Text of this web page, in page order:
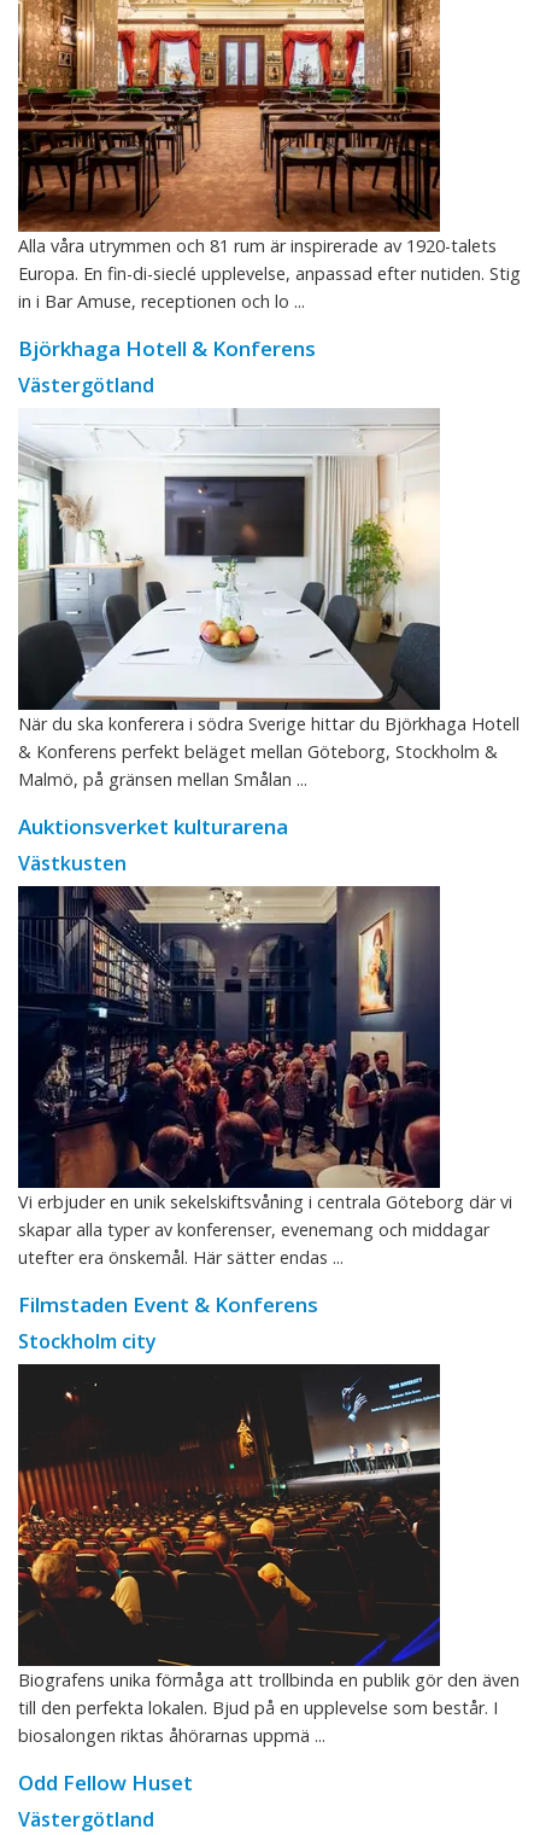
Alla våra utrymmen och 81 rum är inspirerade av 1920-talets
Europa. En fin-di-sieclé upplevelse, anpassad efter nutiden. Stig
in i Bar Amuse, receptionen och lo ...
Björkhaga Hotell & Konferens
Västergötland
När du ska konferera i södra Sverige hittar du Björkhaga Hotell
& Konferens perfekt beläget mellan Göteborg, Stockholm &
Malmö, på gränsen mellan Smålan ...
Auktionsverket kulturarena
Västkusten
Vi erbjuder en unik sekelskiftsvåning i centrala Göteborg där vi
skapar alla typer av konferenser, evenemang och middagar
utefter era önskemål. Här sätter endas ...
Filmstaden Event & Konferens
Stockholm city
Biografens unika förmåga att trollbinda en publik gör den även
till den perfekta lokalen. Bjud på en upplevelse som består. I
biosalongen riktas åhörarnas uppmä ...
Odd Fellow Huset
Västergötland